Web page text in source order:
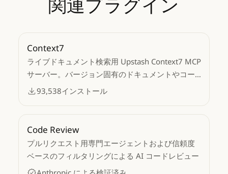
Context7
ライブドキュメント検索用 Upstash Context7 MCP
サーバー。バージョン固有のドキュメントやコー
ド例をソースリポジトリから LLM コンテキストに
93,538インストール
Code Review
プルリクエスト用専門エージェントおよび信頼度
ベースのフィルタリングによる AI コードレビュー